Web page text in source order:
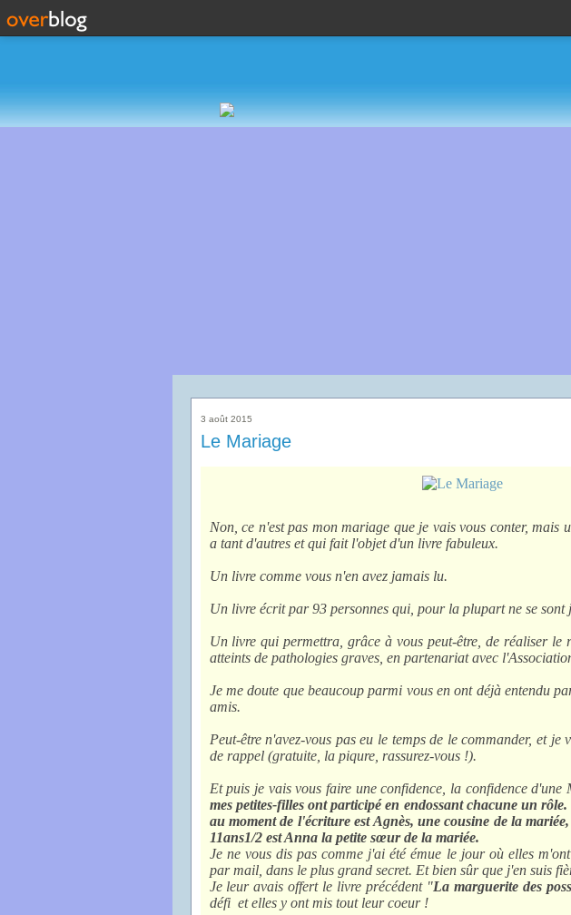
3 août 2015
Le Mariage
Non, ce n'est pas mon mariage que je vais vous conter, mais
a tant d'autres et qui fait l'objet d'un livre fabuleux.
Un livre comme vous n'en avez jamais lu.
Un livre écrit par 93 personnes qui, pour la plupart ne se sont
Un livre qui permettra, grâce à vous peut-être, de réaliser le
atteints de pathologies graves, en partenariat avec
Je me doute que beaucoup parmi vous en ont déjà entendu
amis.
Peut-être n'avez-vous pas eu le temps de le commander, et je
de rappel (gratuite, la piqure, rassurez-vous !).
Et puis je vais vous faire une confidence, la confidence d'une
mes petites-filles ont participé en endossant chacune un
au moment de l'écriture est Agnès, une cousine de la
11ans1/2 est Anna la petite sœur de la mariée.
Je ne vous dis pas comme j'ai été émue le jour où elles
par mail, dans le plus grand secret. Et bien sûr que j'en suis
Je leur avais offert le livre précédent "La marguerite des
défi et elles y ont mis tout leur coeur !